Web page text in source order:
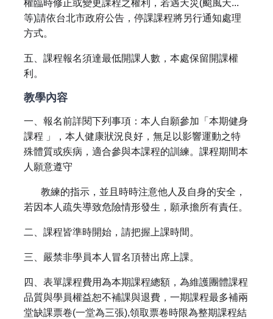
權臨時修正或變更課程之權利，若遇天災(颱風天...
等)請依台北市政府公告，停課課程將另行通知處理
方式。
五、課程報名須達最低開課人數，本處保留開課權
利。
教學內容
一、報名前詳閱下列事項：本人自願參加「本期健身
課程 」，本人健康狀況良好，無足以影響運動之特
殊體質或疾病，適合參與本課程的訓練。課程期間本
人願意遵守
教練的指示，並且時時注意他人及自身的安全，
若因本人疏失導致危險情形發生，願承擔所有責任。
二、課程皆準時開始，請把握上課時間。
三、嚴禁非學員本人冒名頂替出席上課。
四、表單課程費用為本期課程總額，為維護團體課程
品質與學員權益恕不補課與退費，一期課程最多補兩
堂缺課票卷(一堂為三張),領取票卷時限為整期課程結